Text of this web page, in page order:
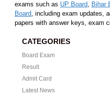
exams such as UP Board, Bihar
Board, including exam updates,
papers with answer keys, exam
CATEGORIES
Board Exam
Result
Admit Card
Latest News